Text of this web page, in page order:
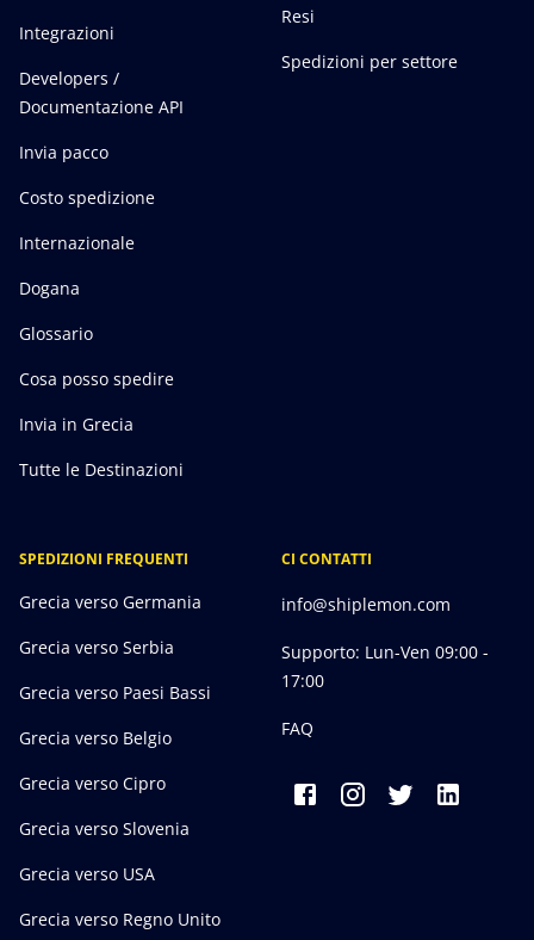
Integrazioni
Developers /
Documentazione API
Invia pacco
Costo spedizione
Internazionale
Dogana
Glossario
Cosa posso spedire
Invia in Grecia
Tutte le Destinazioni
Resi
Spedizioni per settore
SPEDIZIONI FREQUENTI
Grecia verso Germania
Grecia verso Serbia
Grecia verso Paesi Bassi
Grecia verso Belgio
Grecia verso Cipro
Grecia verso Slovenia
Grecia verso USA
Grecia verso Regno Unito
CI CONTATTI
info@shiplemon.com
Supporto: Lun-Ven 09:00 -
17:00
FAQ